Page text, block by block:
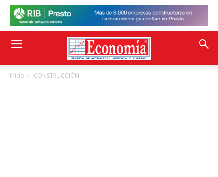
Inicio CONSTRUCCIÓN